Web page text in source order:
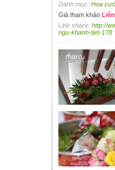
Danh mục: Hoa
Giá tham khảo
Link share: http://
ngu-khanh-tiet-178
Danh mục:Hoa
Giá tham khảo